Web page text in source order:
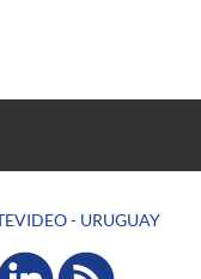
- URUGUAY